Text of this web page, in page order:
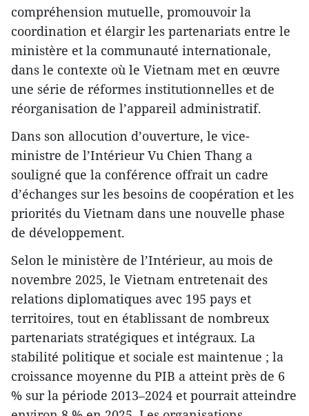
compréhension mutuelle, promouvoir la
coordination et élargir les partenariats entre le
ministère et la communauté internationale,
dans le contexte où le Vietnam met en œuvre
une série de réformes institutionnelles et de
réorganisation de l’appareil administratif.
Dans son allocution d’ouverture, le vice-
ministre de l’Intérieur Vu Chien Thang a
souligné que la conférence offrait un cadre
d’échanges sur les besoins de coopération et les
priorités du Vietnam dans une nouvelle phase
de développement.
Selon le ministère de l’Intérieur, au mois de
novembre 2025, le Vietnam entretenait des
relations diplomatiques avec 195 pays et
territoires, tout en établissant de nombreux
partenariats stratégiques et intégraux. La
stabilité politique et sociale est maintenue ; la
croissance moyenne du PIB a atteint près de 6
% sur la période 2013–2024 et pourrait atteindre